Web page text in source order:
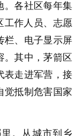
。各社区每年集
工作人员、志愿
栏、电子显示屏
。其中，茅箭区
表走进军营，接
觉抵制危害国家
。从城市到乡